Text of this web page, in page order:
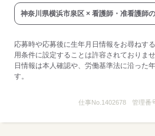
神奈川県横浜市泉区 × 看護師・准看護師
応募時や応募後に生年月日情報をお尋ねす
用条件に設定することは許容されておりま
日情報は本人確認や、労働基準法に沿った
す。
仕事No. 1402678 管理番